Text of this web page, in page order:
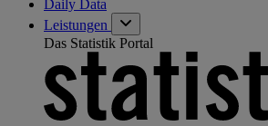
Daily Data
Leistungen
Das Statistik Portal